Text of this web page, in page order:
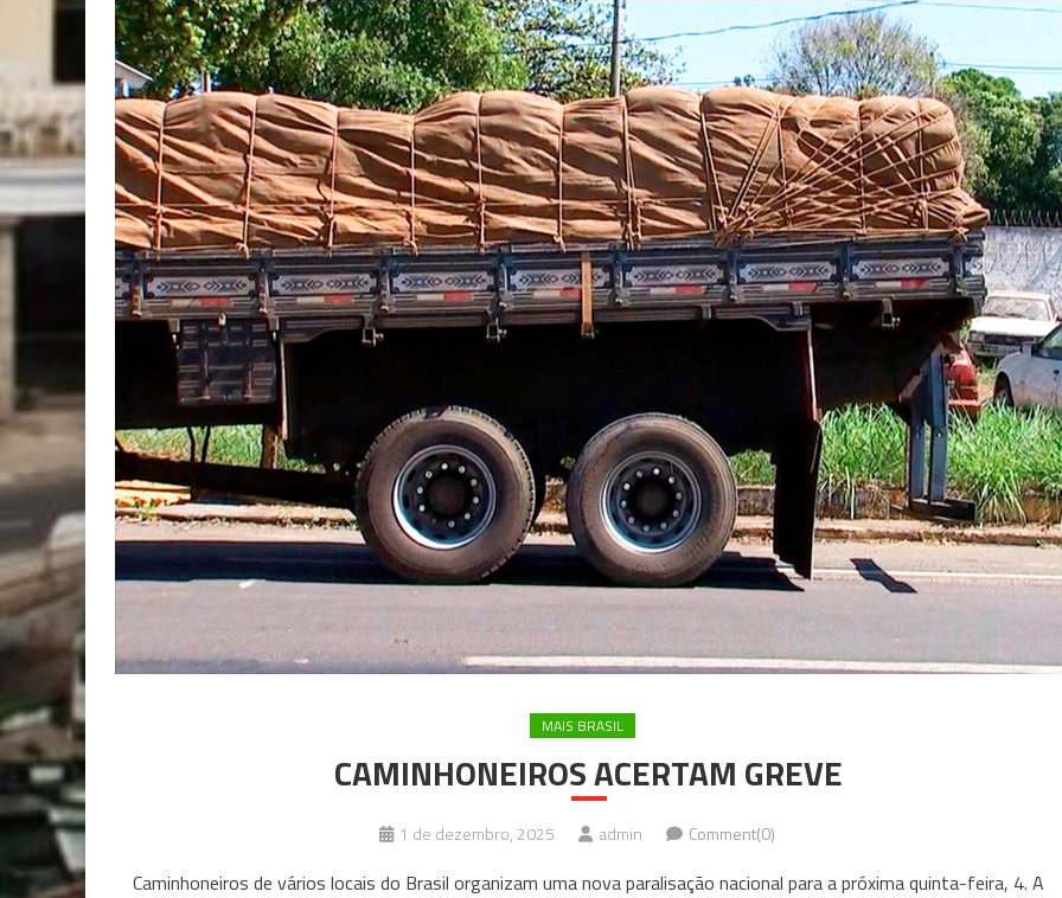
MAIS BRASIL
CAMINHONEIROS ACERTAM GREVE
1 de dezembro, 2025 admin Comment(0)
Caminhoneiros de vários locais do Brasil organizam uma nova paralisação nacional para a próxima quinta-feira, 4. A